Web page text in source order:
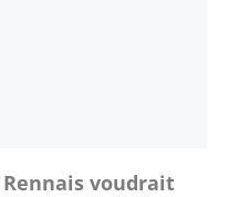
Rennais voudrait